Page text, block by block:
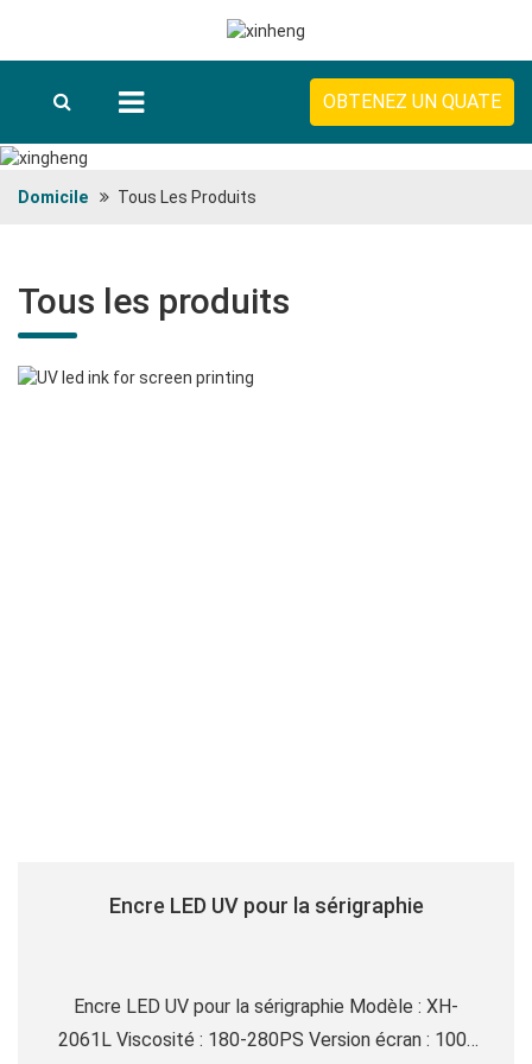
OBTENEZ UN QUATE
Domicile Tous Les Produits
Tous les produits
Encre LED UV pour la sérigraphie
Encre LED UV pour la sérigraphie Modèle : XH-
2061L Viscosité : 180-280PS Version écran : 100-